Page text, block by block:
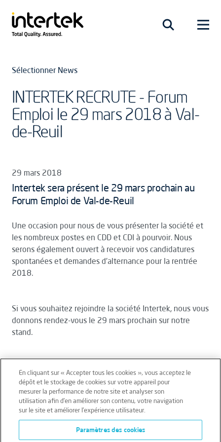
Sélectionner News
INTERTEK RECRUTE - Forum
Emploi le 29 mars 2018 à Val-
de-Reuil
29 mars 2018
Intertek sera présent le 29 mars prochain au
Forum Emploi de Val-de-Reuil
Une occasion pour nous de vous présenter la société et
les nombreux postes en CDD et CDI à pourvoir. Nous
serons également ouvert à recevoir vos candidatures
spontanées et demandes d’alternance pour la rentrée
2018.
Si vous souhaitez rejoindre la société Intertek, nous vous
donnons rendez-vous le 29 mars prochain sur notre
stand.
Mentions légales
Conditions générales
Données personnelles
Données personnelles – Volontaires
Cookies
En cliquant sur « Accepter tous les cookies », vous acceptez le
dépôt et le stockage de cookies sur votre appareil pour
mesurer la performance de notre site et analyser son
utilisation afin d’en améliorer son contenu, votre navigation
sur le site et améliorer l’expérience utilisateur.
Paramètres des cookies